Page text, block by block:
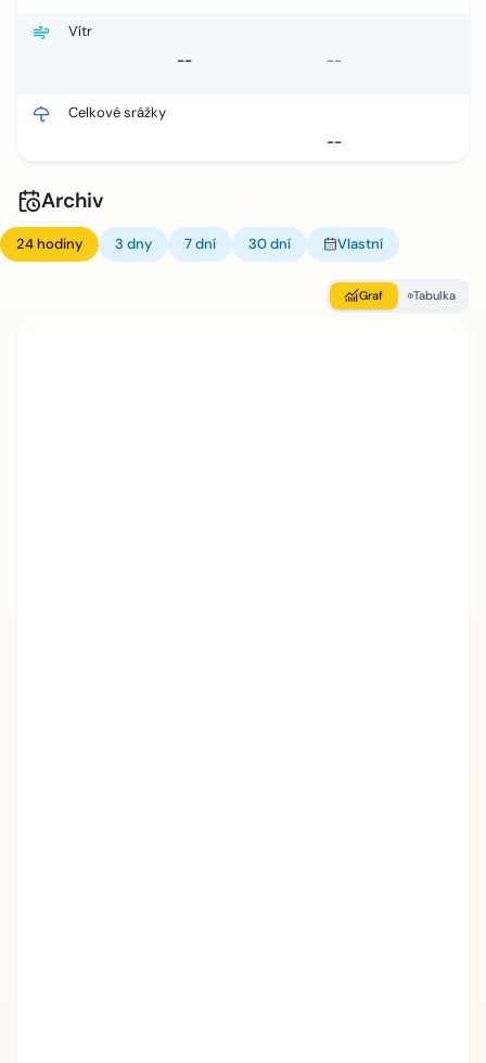
Vítr
--
--
Celkové srážky
--
Archiv
24 hodiny 3 dny 7 dní 30 dní Vlastní
Graf Tabulka